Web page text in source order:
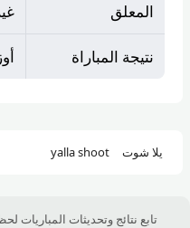
المعلق
نتيجة المباراة
يلا شوت yalla shoot